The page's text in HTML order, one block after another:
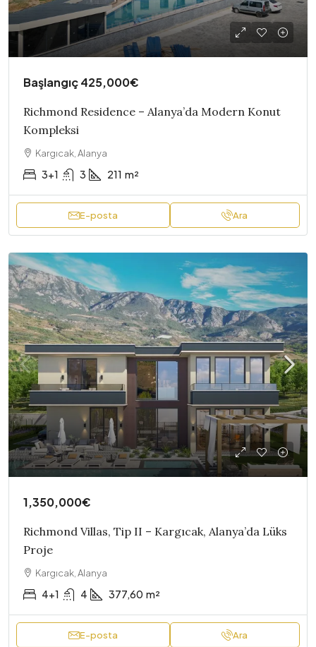
Başlangıç425,000€
Richmond Residence – Alanya’da Modern Konut
Kompleksi
Kargıcak, Alanya
3+1 3 211 m²
E-posta Ara
1,350,000€
Richmond Villas, Tip II – Kargıcak, Alanya’da Lüks
Proje
Kargıcak, Alanya
4+1 4 377,60 m²
E-posta Ara